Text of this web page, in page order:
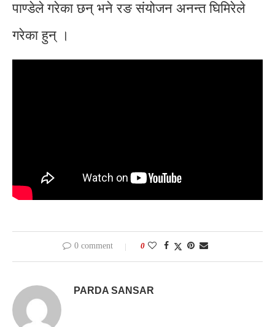
पाण्डेले गरेका छन् भने रङ संयोजन अनन्त घिमिरेले
गरेका हुन् ।
0 comment 0
PARDA SANSAR